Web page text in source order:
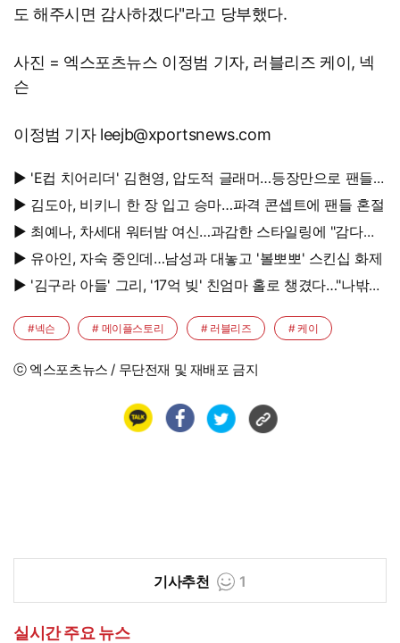
도 해주시면 감사하겠다"라고 당부했다.
사진 = 엑스포츠뉴스 이정범 기자, 러블리즈 케이, 넥
슨
이정범 기자 leejb@xportsnews.com
▶ 'E컵 치어리더' 김현영, 압도적 글래머…등장만으로 팬들
초토화
▶ 김도아, 비키니 한 장 입고 승마…파격 콘셉트에 팬들 혼절
▶ 최예나, 차세대 워터밤 여신…과감한 스타일링에 "감다살"
반응 폭발
▶ 유아인, 자숙 중인데…남성과 대놓고 '볼뽀뽀' 스킨십 화제
▶ '김구라 아들' 그리, '17억 빚' 친엄마 홀로 챙겼다…"나밖에
#넥슨 # 메이플스토리 # 러블리즈 # 케이
ⓒ 엑스포츠뉴스 / 무단전재 및 재배포 금지
기사추천 1
실시간 주요 뉴스